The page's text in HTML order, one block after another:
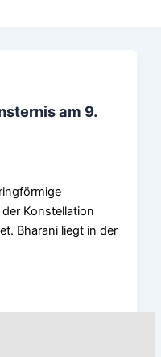
am 9.
Konstellation
Bharani liegt in der